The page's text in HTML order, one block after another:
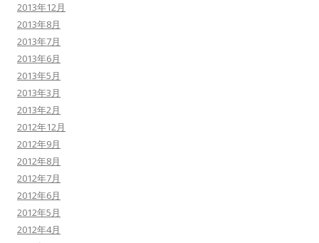
2013年12月
2013年8月
2013年7月
2013年6月
2013年5月
2013年3月
2013年2月
2012年12月
2012年9月
2012年8月
2012年7月
2012年6月
2012年5月
2012年4月